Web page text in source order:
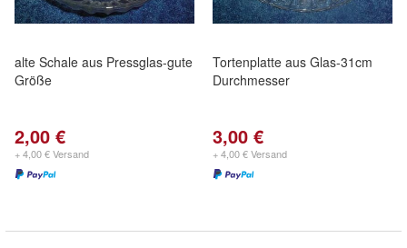
alte Schale aus Pressglas-gute
Größe
2,00 €
+ 4,00 € Versand
Tortenplatte aus Glas-31cm
Durchmesser
3,00 €
+ 4,00 € Versand